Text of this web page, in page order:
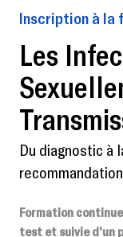
Inscription à la
Les
Du diagnostic à
Formation continue
test et suivie d’un